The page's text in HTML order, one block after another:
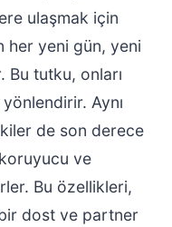
ulaşmak için
her yeni gün, yeni
Bu tutku, onları
Aynı
de son derece
ve
Bu özellikleri,
dost ve partner